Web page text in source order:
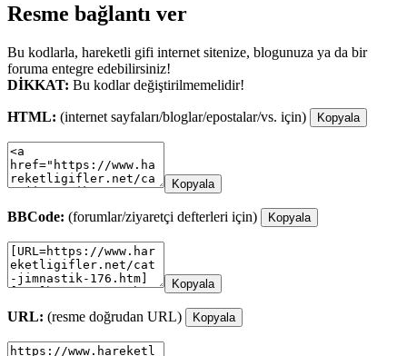
Resme bağlantı ver
Bu kodlarla, hareketli gifi internet sitenize, blogunuza ya da bir
foruma entegre edebilirsiniz!
DİKKAT: Bu kodlar değiştirilmemelidir!
HTML: (internet sayfaları/bloglar/epostalar/vs. için) Kopyala
Kopyala
BBCode: (forumlar/ziyaretçi defterleri için) Kopyala
Kopyala
URL: (resme doğrudan URL) Kopyala